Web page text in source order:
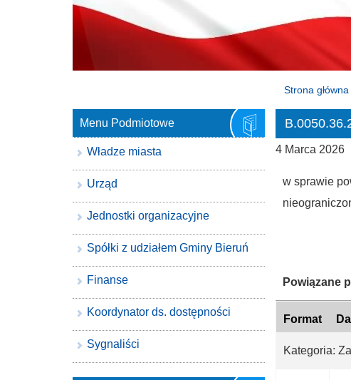
Strona główna
4 Marca 2026
w sprawie
Kategoria:
Powiązane
Format
Kategoria:
Menu Podmiotowe
Władze miasta
Urząd
Jednostki organizacyjne
Spółki z udziałem Gminy Bieruń
Finanse
Koordynator ds. dostępności
Sygnaliści